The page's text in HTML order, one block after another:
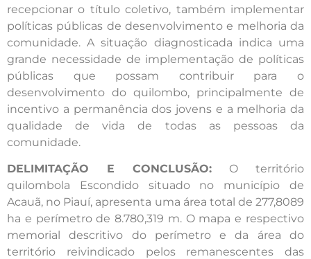
recepcionar o título coletivo, também implementar
políticas públicas de desenvolvimento e melhoria da
comunidade. A situação diagnosticada indica uma
grande necessidade de implementação de políticas
públicas que possam contribuir para o
desenvolvimento do quilombo, principalmente de
incentivo a permanência dos jovens e a melhoria da
qualidade de vida de todas as pessoas da
comunidade.
DELIMITAÇÃO E CONCLUSÃO: O território
quilombola Escondido situado no município de
Acauã, no Piauí, apresenta uma área total de 277,8089
ha e perímetro de 8.780,319 m. O mapa e respectivo
memorial descritivo do perímetro e da área do
território reivindicado pelos remanescentes das